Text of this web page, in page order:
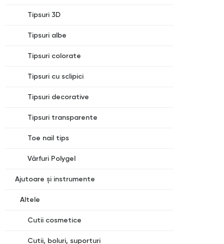
Tipsuri 3D
Tipsuri albe
Tipsuri colorate
Tipsuri cu sclipici
Tipsuri decorative
Tipsuri transparente
Toe nail tips
Vârfuri Polygel
Ajutoare și instrumente
Altele
Cutii cosmetice
Cutii, boluri, suporturi